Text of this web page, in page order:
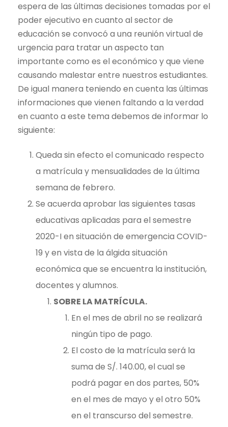
espera de las últimas decisiones tomadas por el
poder ejecutivo en cuanto al sector de
educación se convocó a una reunión virtual de
urgencia para tratar un aspecto tan
importante como es el económico y que viene
causando malestar entre nuestros estudiantes.
De igual manera teniendo en cuenta las últimas
informaciones que vienen faltando a la verdad
en cuanto a este tema debemos de informar lo
siguiente:
Queda sin efecto el comunicado respecto
a matrícula y mensualidades de la última
semana de febrero.
Se acuerda aprobar las siguientes tasas
educativas aplicadas para el semestre
2020-I en situación de emergencia COVID-
19 y en vista de la álgida situación
económica que se encuentra la institución,
docentes y alumnos.
SOBRE LA MATRÍCULA.
En el mes de abril no se realizará
ningún tipo de pago.
El costo de la matrícula será la
suma de S/. 140.00, el cual se
podrá pagar en dos partes, 50%
en el mes de mayo y el otro 50%
en el transcurso del semestre.